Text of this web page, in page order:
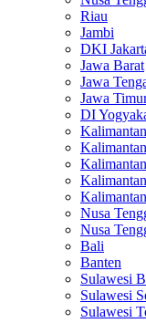
Riau
Jambi
DKI
Jawa Barat
Jawa
Jawa
DI
Nusa
Nusa
Bali
Banten
Sulawesi
Sulawesi
Sulawesi